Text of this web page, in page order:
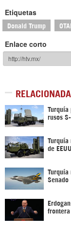
Etiquetas
Donald Trump
Enlace corto
Turquía
rusos
Turquía
de EEUU
Turquía
Senado
frontera